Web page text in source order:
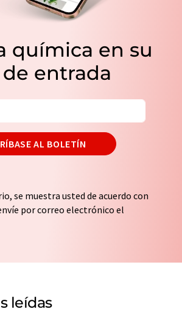
química en su
entrada
AL BOLETÍN
se muestra usted de acuerdo con
por correo electrónico el
anteriormente. Sus
protección de datos. LUMITOS
publicitarios o de investigación de
revocar en todo momento su
leídas